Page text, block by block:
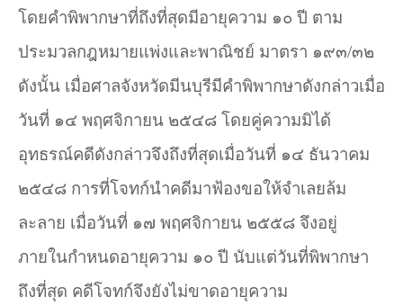
โดยคำพิพากษาที่ถึงที่สุดมีอายุความ ๑๐ ปี ตาม
ประมวลกฎหมายแพ่งและพาณิชย์ มาตรา ๑๙๓/๓๒
ดังนั้น เมื่อศาลจังหวัดมีนบุรีมีคำพิพากษาดังกล่าวเมื่อ
วันที่ ๑๔ พฤศจิกายน ๒๕๔๘ โดยคู่ความมิได้
อุทธรณ์คดีดังกล่าวจึงถึงที่สุดเมื่อวันที่ ๑๔ ธันวาคม
๒๕๔๘ การที่โจทก์นำคดีมาฟ้องขอให้จำเลยล้ม
ละลาย เมื่อวันที่ ๑๗ พฤศจิกายน ๒๕๕๘ จึงอยู่
ภายในกำหนดอายุความ ๑๐ ปี นับแต่วันที่พิพากษา
ถึงที่สุด คดีโจทก์จึงยังไม่ขาดอายุความ